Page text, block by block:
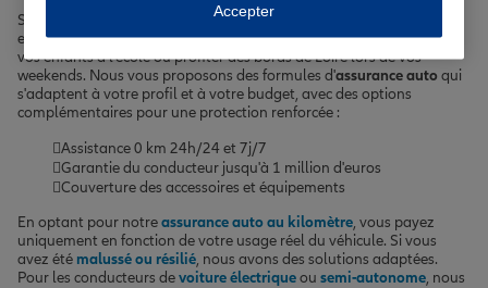
Se déplacer en toute sérénité à Saint-Just-Saint-Rambert est
essentiel, que ce soit pour rejoindre votre lieu de travail, emmener
vos enfants à l'école ou profiter des bords de Loire lors de vos
weekends. Nous vous proposons des formules d'assurance auto qui
s'adaptent à votre profil et à votre budget, avec des options
complémentaires pour une protection renforcée :
Assistance 0 km 24h/24 et 7j/7
Garantie du conducteur jusqu'à 1 million d'euros
Couverture des accessoires et équipements
En optant pour notreassurance auto au kilomètre, vous payez
uniquement en fonction de votre usage réel du véhicule. Si vous
avez été malussé ou résilié, nous avons des solutions adaptées.
Pour les conducteurs devoiture électriqueou semi-autonome, nous
Accepter